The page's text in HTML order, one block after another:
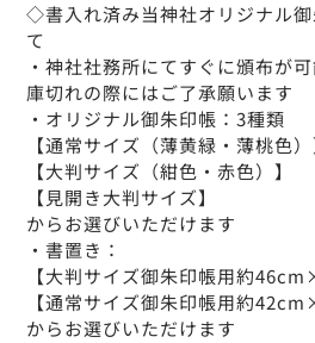
◇書入れ済み当神社オリジナル
て
・神社社務所にてすぐに頒布が
庫切れの際にはご了承願います
・オリジナル御朱印帳：3種類
【通常サイズ（薄黄緑・薄桃色）
【大判サイズ（紺色・赤色）】
【見開き大判サイズ】
からお選びいただけます
・書置き：
【大判サイズ御朱印帳用約
【通常サイズ御朱印帳用約
からお選びいただけます